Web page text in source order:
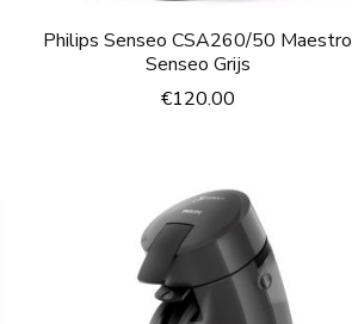
Philips Senseo CSA260/50 Maestro
Senseo Grijs
€120.00